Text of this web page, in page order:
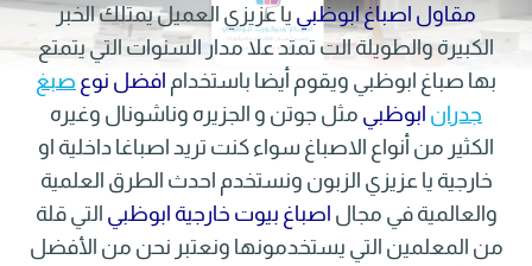
مقاول اصباغ ابوظبي يا عزيزي العميل يمتلك الخبر
الكبيرة والطويلة الت تمتد علا مدار السنوات التي يتمتع
بها صباغ ابوظبي ويقوم أيضا باستخدام افضل نوع صبغ
جدران ابوظبي مثل جوتن و الجزيره وناشونال وغيره
الكثير من أنواع الاصباغ سواء كنت تريد اصباغا داخلية او
خارجية يا عزيزي الزبون ونستخدم احدث الطرق العلمية
والعالمية في مجال اصباغ بيوت خارجية ابوظبي التي قلة
من المعلمين التي يستخدمونها ونعتبر نحن من الأفضل